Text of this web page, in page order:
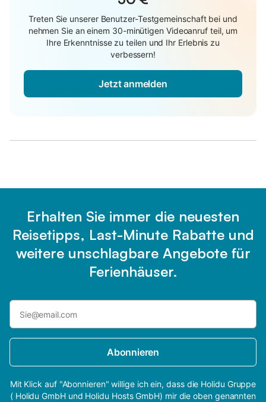
Treten Sie unserer Benutzer-Testgemeinschaft bei und
nehmen Sie an einem 30-minütigen Videoanruf teil, um
Ihre Erkenntnisse zu teilen und Ihr Erlebnis zu
verbessern!
Jetzt anmelden
Erhalten Sie immer die neuesten
Reisetipps, Last-Minute Rabatte und
weitere unschlagbare Angebote für
Ferienhäuser.
Abonnieren
Mit Klick auf "Abonnieren" willige ich ein, dass die Holidu Gruppe
( Holidu GmbH und Holidu Hosts GmbH) mir die oben genannten